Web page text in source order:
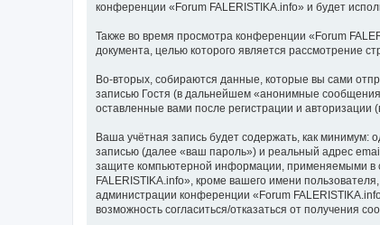
конференции «Forum FALERISTIKA.info» и будет
Также во время просмотра конференции «Forum
документа, целью которого является рассмотрение
Во-вторых, собираются данные, которые вы сами
записью Гостя (в дальнейшем «анонимные
оставленные вами после регистрации и
Ваша учётная запись будет содержать, как
записью (далее «ваш пароль») и реальный адрес
защите компьютерной информации, применяемыми в
FALERISTIKA.info», кроме вашего имени
администрации конференции «Forum
возможность согласиться/отказаться от получения